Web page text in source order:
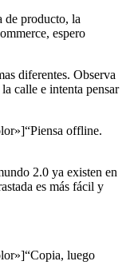
de producto, la
espero
diferentes. Observa
calle e intenta pensar
offline.
2.0 ya existen en
es más fácil y
luego